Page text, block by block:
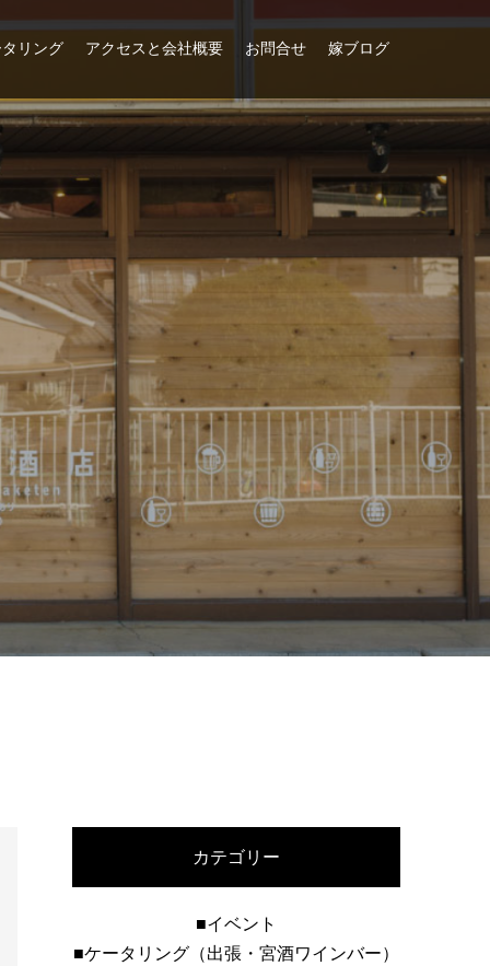
リング アクセスと会社概要 お問合せ 嫁ブログ
カテゴリー
■イベント
■ケータリング（出張・宮酒ワインバー）